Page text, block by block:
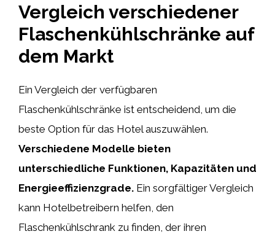
Vergleich verschiedener
Flaschenkühlschränke auf
dem Markt
Ein Vergleich der verfügbaren
Flaschenkühlschränke ist entscheidend, um die
beste Option für das Hotel auszuwählen.
Verschiedene Modelle bieten
unterschiedliche Funktionen, Kapazitäten und
Energieeffizienzgrade. Ein sorgfältiger Vergleich
kann Hotelbetreibern helfen, den
Flaschenkühlschrank zu finden, der ihren